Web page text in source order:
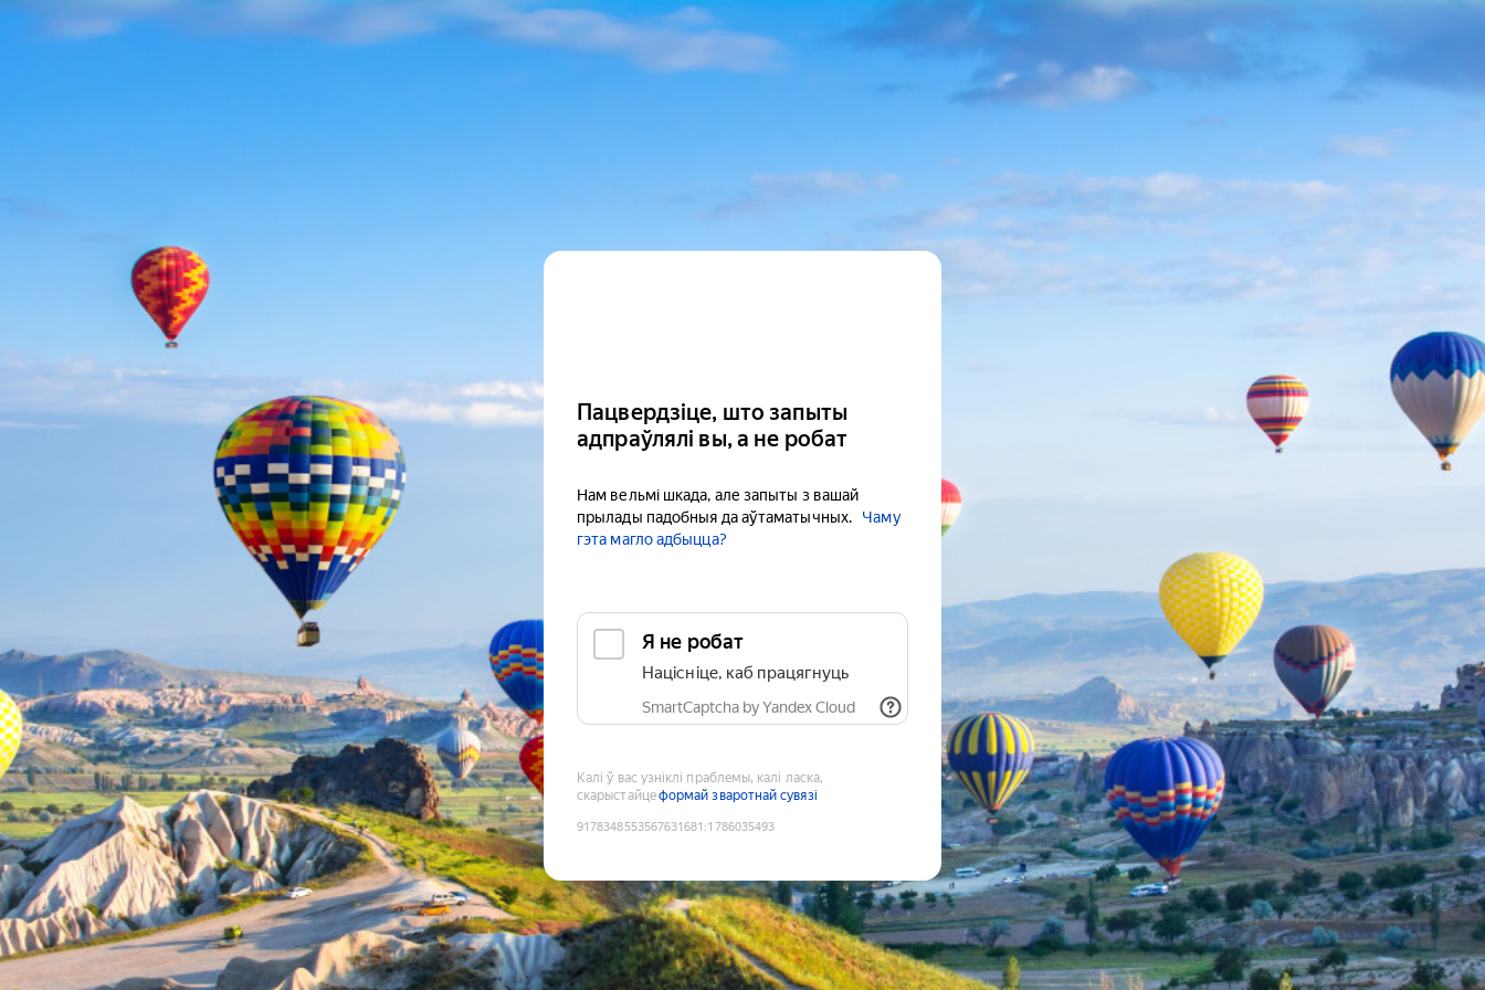
Пацвердзіце, што запыты
адпраўлялі вы, а не робат
Нам вельмі шкада, але запыты з вашай
прылады падобныя да аўтаматычных.
Чаму
гэта магло адбыцца?
Я не робат
Націсніце, каб працягнуць
SmartCaptcha by Yandex Cloud
Калі ў вас узніклі праблемы, калі ласка,
скарыстайцеформай зваротнай сувязі
9178348553567631681 :1786035493